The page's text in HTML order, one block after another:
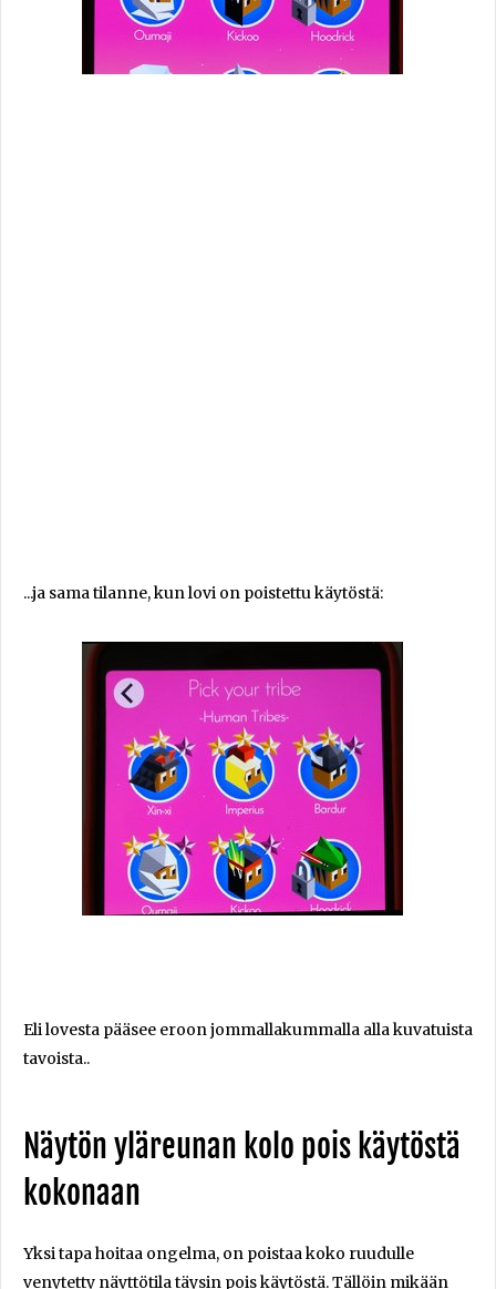
...ja sama tilanne, kun lovi on poistettu käytöstä:
Eli lovesta pääsee eroon jommallakummalla alla kuvatuista
tavoista..
Näytön yläreunan kolo pois käytöstä
kokonaan
Yksi tapa hoitaa ongelma, on poistaa koko ruudulle
venytetty näyttötila täysin pois käytöstä. Tällöin mikään